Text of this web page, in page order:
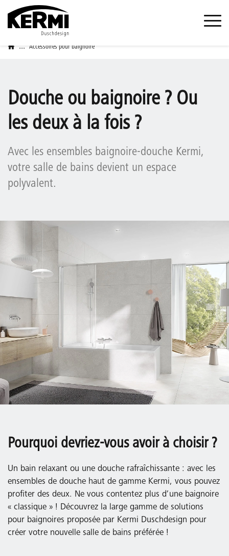
... Accessoires pour baignoire
Douche ou baignoire ? Ou
les deux à la fois ?
Avec les ensembles baignoire-douche Kermi,
votre salle de bains devient un espace
polyvalent.
Pourquoi devriez-vous avoir à choisir ?
Un bain relaxant ou une douche rafraîchissante : avec les
ensembles de douche haut de gamme Kermi, vous pouvez
profiter des deux. Ne vous contentez plus d’une baignoire
« classique » ! Découvrez la large gamme de solutions
pour baignoires proposée par Kermi Duschdesign pour
créer votre nouvelle salle de bains préférée !